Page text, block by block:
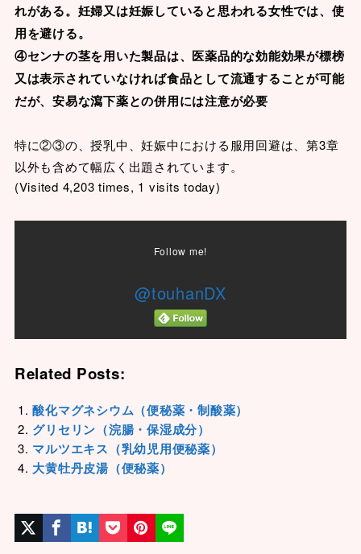
れがある。妊婦又は妊娠していると思われる女性では、使
用を避ける。
④センナの茎を用いた製品は、医薬品的な効能効果が標榜
又は表示されていなければ食品として流通することが可能
だが、安易な瀉下薬との併用には注意が必要
特に②③の、授乳中、妊娠中における服用回避は、第3章
以外も含めて幅広く出題されています。
(Visited 4,203 times, 1 visits today)
Follow me!
@touhanDX
Related Posts:
酸化マグネシウム（便秘薬・制酸薬）
グリセリン（浣腸・保湿成分）
マルツエキス（乳幼児用便秘薬）
大黄牡丹皮湯（便秘薬）